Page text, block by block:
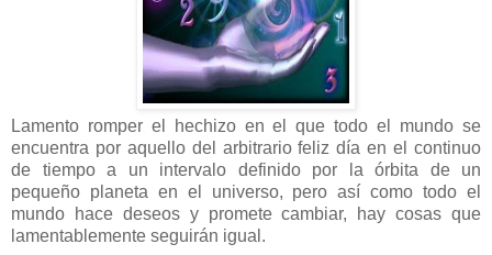
Lamento romper el hechizo en el que todo el mundo se
encuentra por aquello del arbitrario feliz día en el continuo
de tiempo a un intervalo definido por la órbita de un
pequeño planeta en el universo, pero así como todo el
mundo hace deseos y promete cambiar, hay cosas que
lamentablemente seguirán igual.